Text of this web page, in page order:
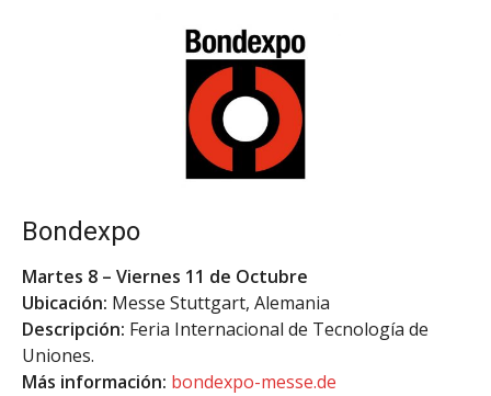
Bondexpo
Martes 8 – Viernes 11 de Octubre
Ubicación: Messe Stuttgart, Alemania
Descripción: Feria Internacional de Tecnología de
Uniones.
Más información: bondexpo-messe.de